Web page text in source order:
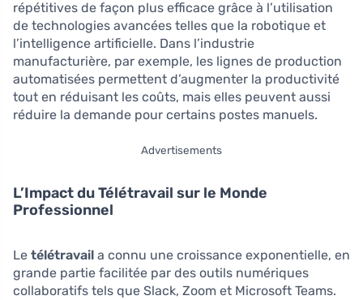
répétitives de façon plus efficace grâce à l’utilisation
de technologies avancées telles que la robotique et
l’intelligence artificielle. Dans l’industrie
manufacturière, par exemple, les lignes de production
automatisées permettent d’augmenter la productivité
tout en réduisant les coûts, mais elles peuvent aussi
réduire la demande pour certains postes manuels.
Advertisements
L’Impact du Télétravail sur le Monde
Professionnel
Le télétravail a connu une croissance exponentielle, en
grande partie facilitée par des outils numériques
collaboratifs tels que Slack, Zoom et Microsoft Teams.